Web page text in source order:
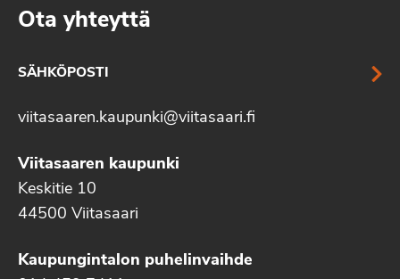
Ota yhteyttä
SÄHKÖPOSTI
viitasaaren.kaupunki@viitasaari.fi
Viitasaaren kaupunki
Keskitie 10
44500 Viitasaari
Kaupungintalon puhelinvaihde